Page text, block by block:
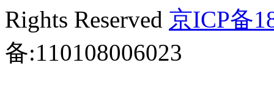
Rights Reserved 京ICP备
备:110108006023